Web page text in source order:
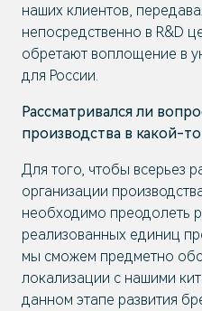
наших клиентов,
непосредственно в R&D
обретают воплощение в
для России.
Рассматривался ли
производства в какой-
Для того, чтобы всерьез
организации
необходимо преодолеть
реализованных единиц
мы сможем предметно
локализации с нашими
данном этапе развития